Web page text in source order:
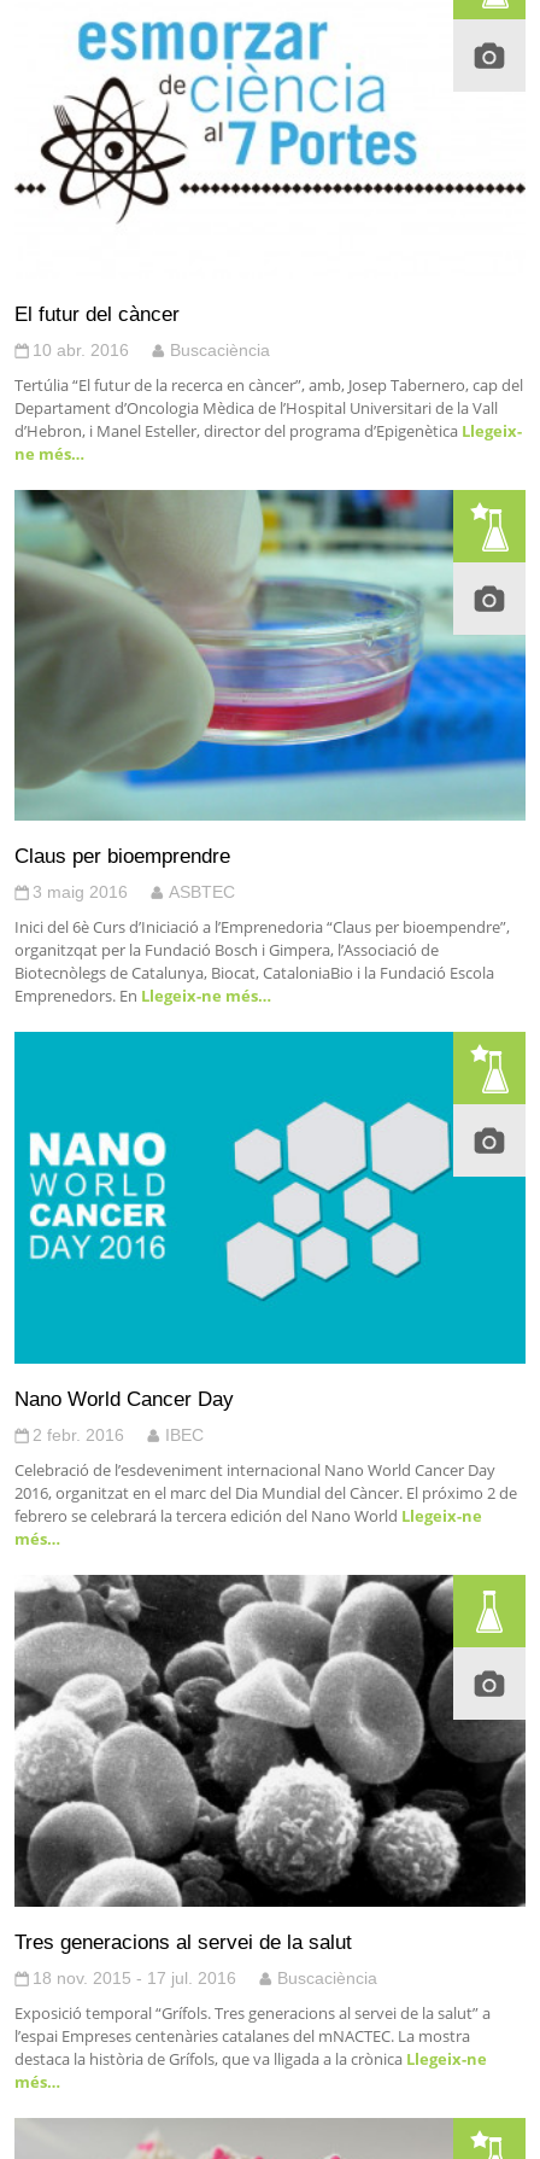
El futur del càncer
10 abr. 2016 Buscaciència
Tertúlia “El futur de la recerca en càncer”, amb, Josep Tabernero, cap del
Departament d’Oncologia Mèdica de l’Hospital Universitari de la Vall
d’Hebron, i Manel Esteller, director del programa d’Epigenètica Llegeix-
ne més…
Claus per bioemprendre
3 maig 2016 ASBTEC
Inici del 6è Curs d’Iniciació a l’Emprenedoria “Claus per bioempendre”,
organitzqat per la Fundació Bosch i Gimpera, l’Associació de
Biotecnòlegs de Catalunya, Biocat, CataloniaBio i la Fundació Escola
Emprenedors. En Llegeix-ne més…
Nano World Cancer Day
2 febr. 2016 IBEC
Celebració de l’esdeveniment internacional Nano World Cancer Day
2016, organitzat en el marc del Dia Mundial del Càncer. El próximo 2 de
febrero se celebrará la tercera edición del Nano World Llegeix-ne
més…
Tres generacions al servei de la salut
18 nov. 2015 - 17 jul. 2016 Buscaciència
Exposició temporal “Grífols. Tres generacions al servei de la salut” a
l’espai Empreses centenàries catalanes del mNACTEC. La mostra
destaca la història de Grífols, que va lligada a la crònica Llegeix-ne
més…